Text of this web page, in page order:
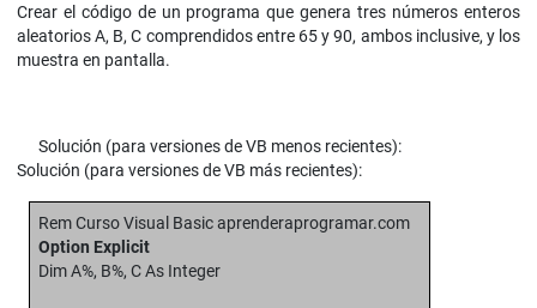
Crear el código de un programa que genera tres números enteros
aleatorios A, B, C comprendidos entre 65 y 90, ambos inclusive, y los
muestra en pantalla.
Solución (para versiones de VB menos recientes):
Solución (para versiones de VB más recientes):
Rem Curso Visual Basic aprenderaprogramar.com
Option Explicit
Dim A%, B%, C As Integer